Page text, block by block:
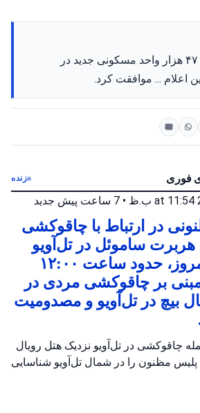
دولت با ترویج حدود ۴۷ هزار واحد مسکونی جدید در
اعلام ... موافقت کرد.
فوری زنده
• 7 ساعت پیش جدید
در ارتباط با چاقوکشی
هربرت ساموئل در تل‌آویو
بازداشت شد. امروز، حدود ساعت ۱۲:۰۰
بر چاقوکشی مردی در
بیچ در تل‌آویو و مصدومیت
چاقوکشی در تل‌آویو نزدیک هتل رویال
مظنون را در شمال تل‌آویو شناسایی